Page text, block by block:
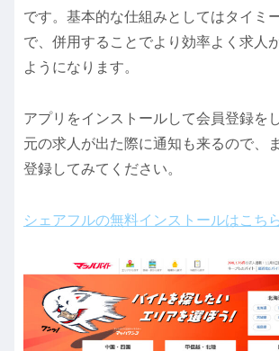
です。基本的な仕組みとしてはタイミ
で、併用することでより効率よく求人
ようになります。
アプリをインストールして会員登録を
元の求人が出た際に通知も来るので、
登録してみてください。
シェアフルの無料インストールはこち